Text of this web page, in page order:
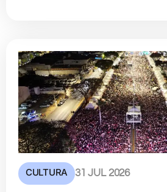
CULTURA 31 JUL 2026